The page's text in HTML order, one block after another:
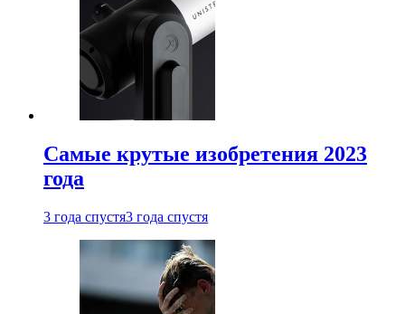
Самые крутые изобретения 2023
года
3 года спустя3 года спустя